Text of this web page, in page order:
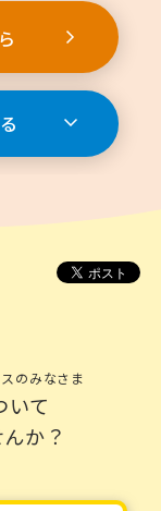
のみなさま
いて
か？